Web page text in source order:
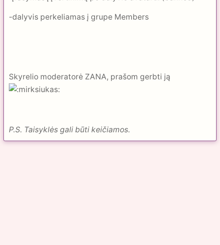
-dalyvis perkeliamas į grupe Members
Skyrelio moderatorė ZANA, prašom gerbti ją
P.S. Taisyklės gali būti keičiamos.